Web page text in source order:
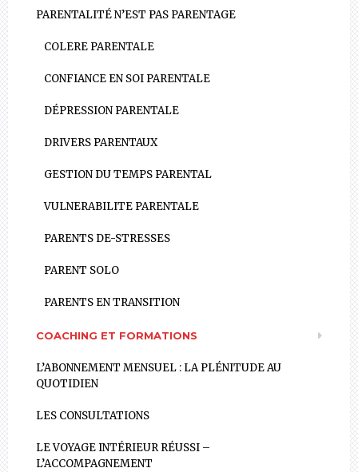
PARENTALITÉ N’EST PAS PARENTAGE
COLERE PARENTALE
CONFIANCE EN SOI PARENTALE
DÉPRESSION PARENTALE
DRIVERS PARENTAUX
GESTION DU TEMPS PARENTAL
VULNERABILITE PARENTALE
PARENTS DE-STRESSES
PARENT SOLO
PARENTS EN TRANSITION
COACHING ET FORMATIONS
L’ABONNEMENT MENSUEL : LA PLÉNITUDE AU
QUOTIDIEN
LES CONSULTATIONS
LE VOYAGE INTÉRIEUR RÉUSSI –
L’ACCOMPAGNEMENT